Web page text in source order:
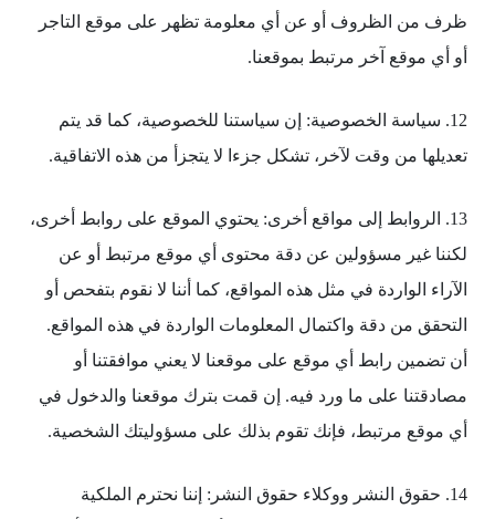
ظرف من الظروف أو عن أي معلومة تظهر على موقع التاجر
أو أي موقع آخر مرتبط بموقعنا.
12. سياسة الخصوصية: إن سياستنا للخصوصية، كما قد يتم
تعديلها من وقت لآخر، تشكل جزءا لا يتجزأ من هذه الاتفاقية.
13. الروابط إلى مواقع أخرى: يحتوي الموقع على روابط أخرى،
لكننا غير مسؤولين عن دقة محتوى أي موقع مرتبط أو عن
الآراء الواردة في مثل هذه المواقع، كما أننا لا نقوم بتفحص أو
التحقق من دقة واكتمال المعلومات الواردة في هذه المواقع.
أن تضمين رابط أي موقع على موقعنا لا يعني موافقتنا أو
مصادقتنا على ما ورد فيه. إن قمت بترك موقعنا والدخول في
أي موقع مرتبط، فإنك تقوم بذلك على مسؤوليتك الشخصية.
14. حقوق النشر ووكلاء حقوق النشر: إننا نحترم الملكية